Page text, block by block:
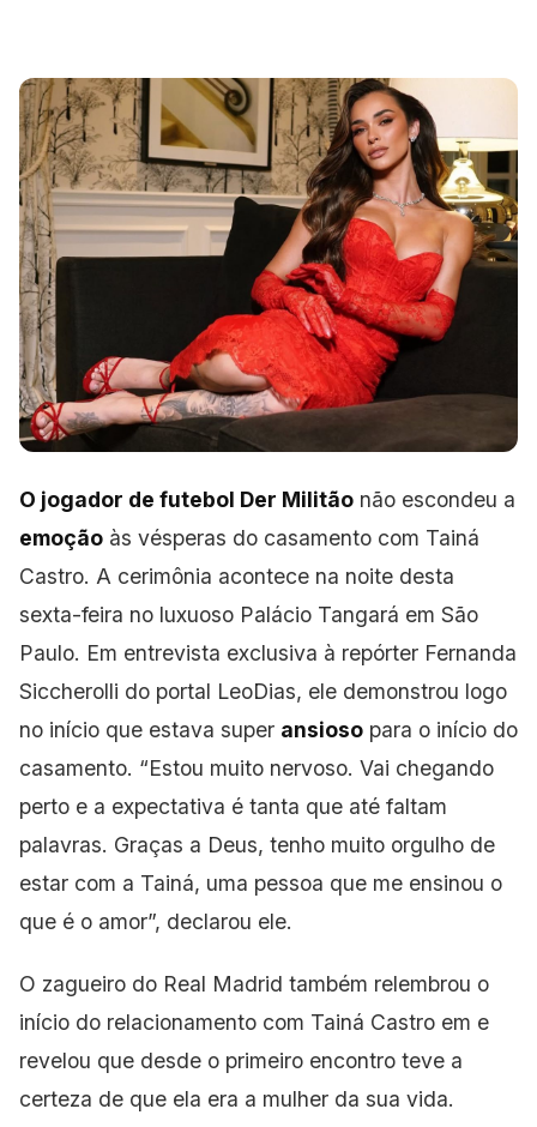
O jogador de futebol Der Militão não escondeu a
emoção às vésperas do casamento com Tainá
Castro. A cerimônia acontece na noite desta
sexta-feira no luxuoso Palácio Tangará em São
Paulo. Em entrevista exclusiva à repórter Fernanda
Siccherolli do portal LeoDias, ele demonstrou logo
no início que estava super ansioso para o início do
casamento. “Estou muito nervoso. Vai chegando
perto e a expectativa é tanta que até faltam
palavras. Graças a Deus, tenho muito orgulho de
estar com a Tainá, uma pessoa que me ensinou o
que é o amor”, declarou ele.
O zagueiro do Real Madrid também relembrou o
início do relacionamento com Tainá Castro em e
revelou que desde o primeiro encontro teve a
certeza de que ela era a mulher da sua vida.